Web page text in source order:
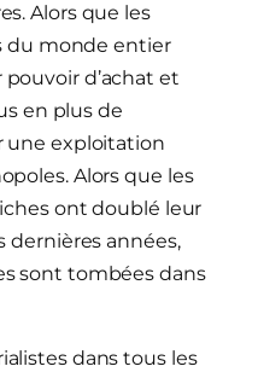
Alors que les
du monde entier
d’achat et
en plus de
une exploitation
Alors que les
ont doublé leur
dernières années,
sont tombées dans
dans tous les